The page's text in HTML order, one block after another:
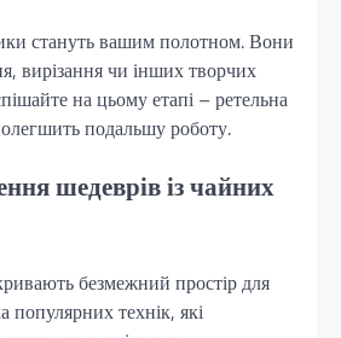
стануть вашим полотном. Вони
вирізання чи інших творчих
на цьому етапі – ретельна
подальшу роботу.
шедеврів із чайних
безмежний простір для
популярних технік, які